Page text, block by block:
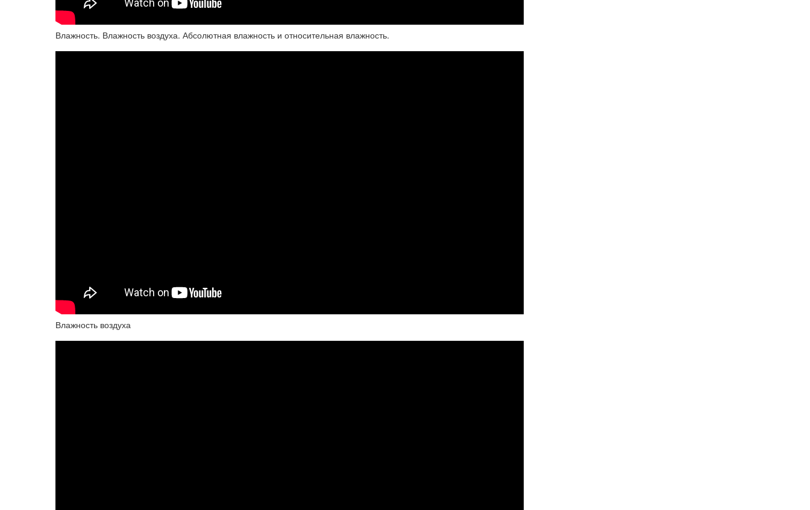
Влажность. Влажность воздуха. Абсолютная влажность и относительная влажность.
Влажность воздуха